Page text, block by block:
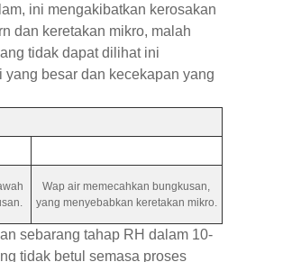
ini mengakibatkan kerosakan
dan keretakan mikro, malah
tidak dapat dilihat ini
besar dan kecekapan yang
Wap air memecahkan bungkusan,
yang menyebabkan keretakan mikro.
sebarang tahap RH dalam 10-
tidak betul semasa proses